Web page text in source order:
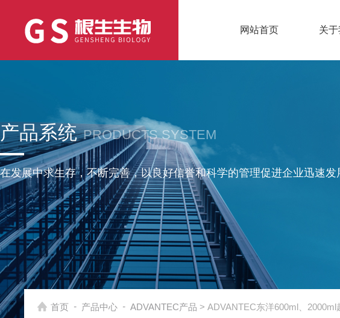
网站首页 关
产品系统 PRODUCTS SYSTEM
在发展中求生存，不断完善，以良好信誉和科学的管理促进企业迅速发
首页 - 产品中心 - ADVANTEC产品 > ADVANTEC东洋600ml、